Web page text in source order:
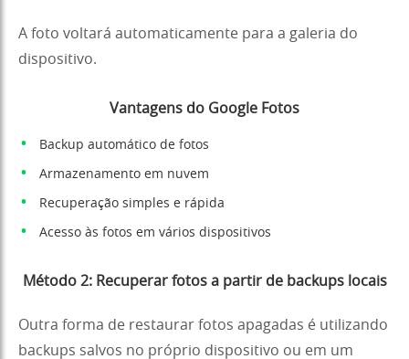
A foto voltará automaticamente para a galeria do
dispositivo.
Vantagens do Google Fotos
Backup automático de fotos
Armazenamento em nuvem
Recuperação simples e rápida
Acesso às fotos em vários dispositivos
Método 2: Recuperar fotos a partir de backups locais
Outra forma de restaurar fotos apagadas é utilizando
backups salvos no próprio dispositivo ou em um